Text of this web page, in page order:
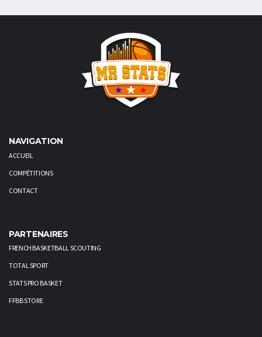
NAVIGATION
ACCUEIL
COMPÉTITIONS
CONTACT
PARTENAIRES
FRENCH BASKETBALL SCOUTING
TOTAL SPORT
STATS PRO BASKET
FFBB STORE